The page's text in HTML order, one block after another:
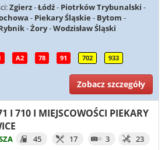
Zgierz-Łódź- Piotrków Trybunalski -
- Piekary Śląskie - Bytom -
-Żory-Wodzisław Śląski
A2 78 91 702 933
Zobacz szczegóły
I 710 I MIEJSCOWOŚCI PIEKARY
45 17 3 23